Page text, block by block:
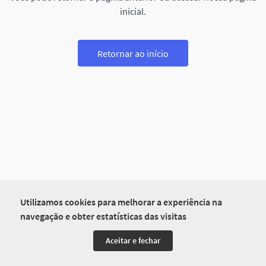
Utilizamos cookies para melhorar a experiência na
navegação e obter estatísticas das visitas
Aceitar e fechar
inicial.
Retornar ao início